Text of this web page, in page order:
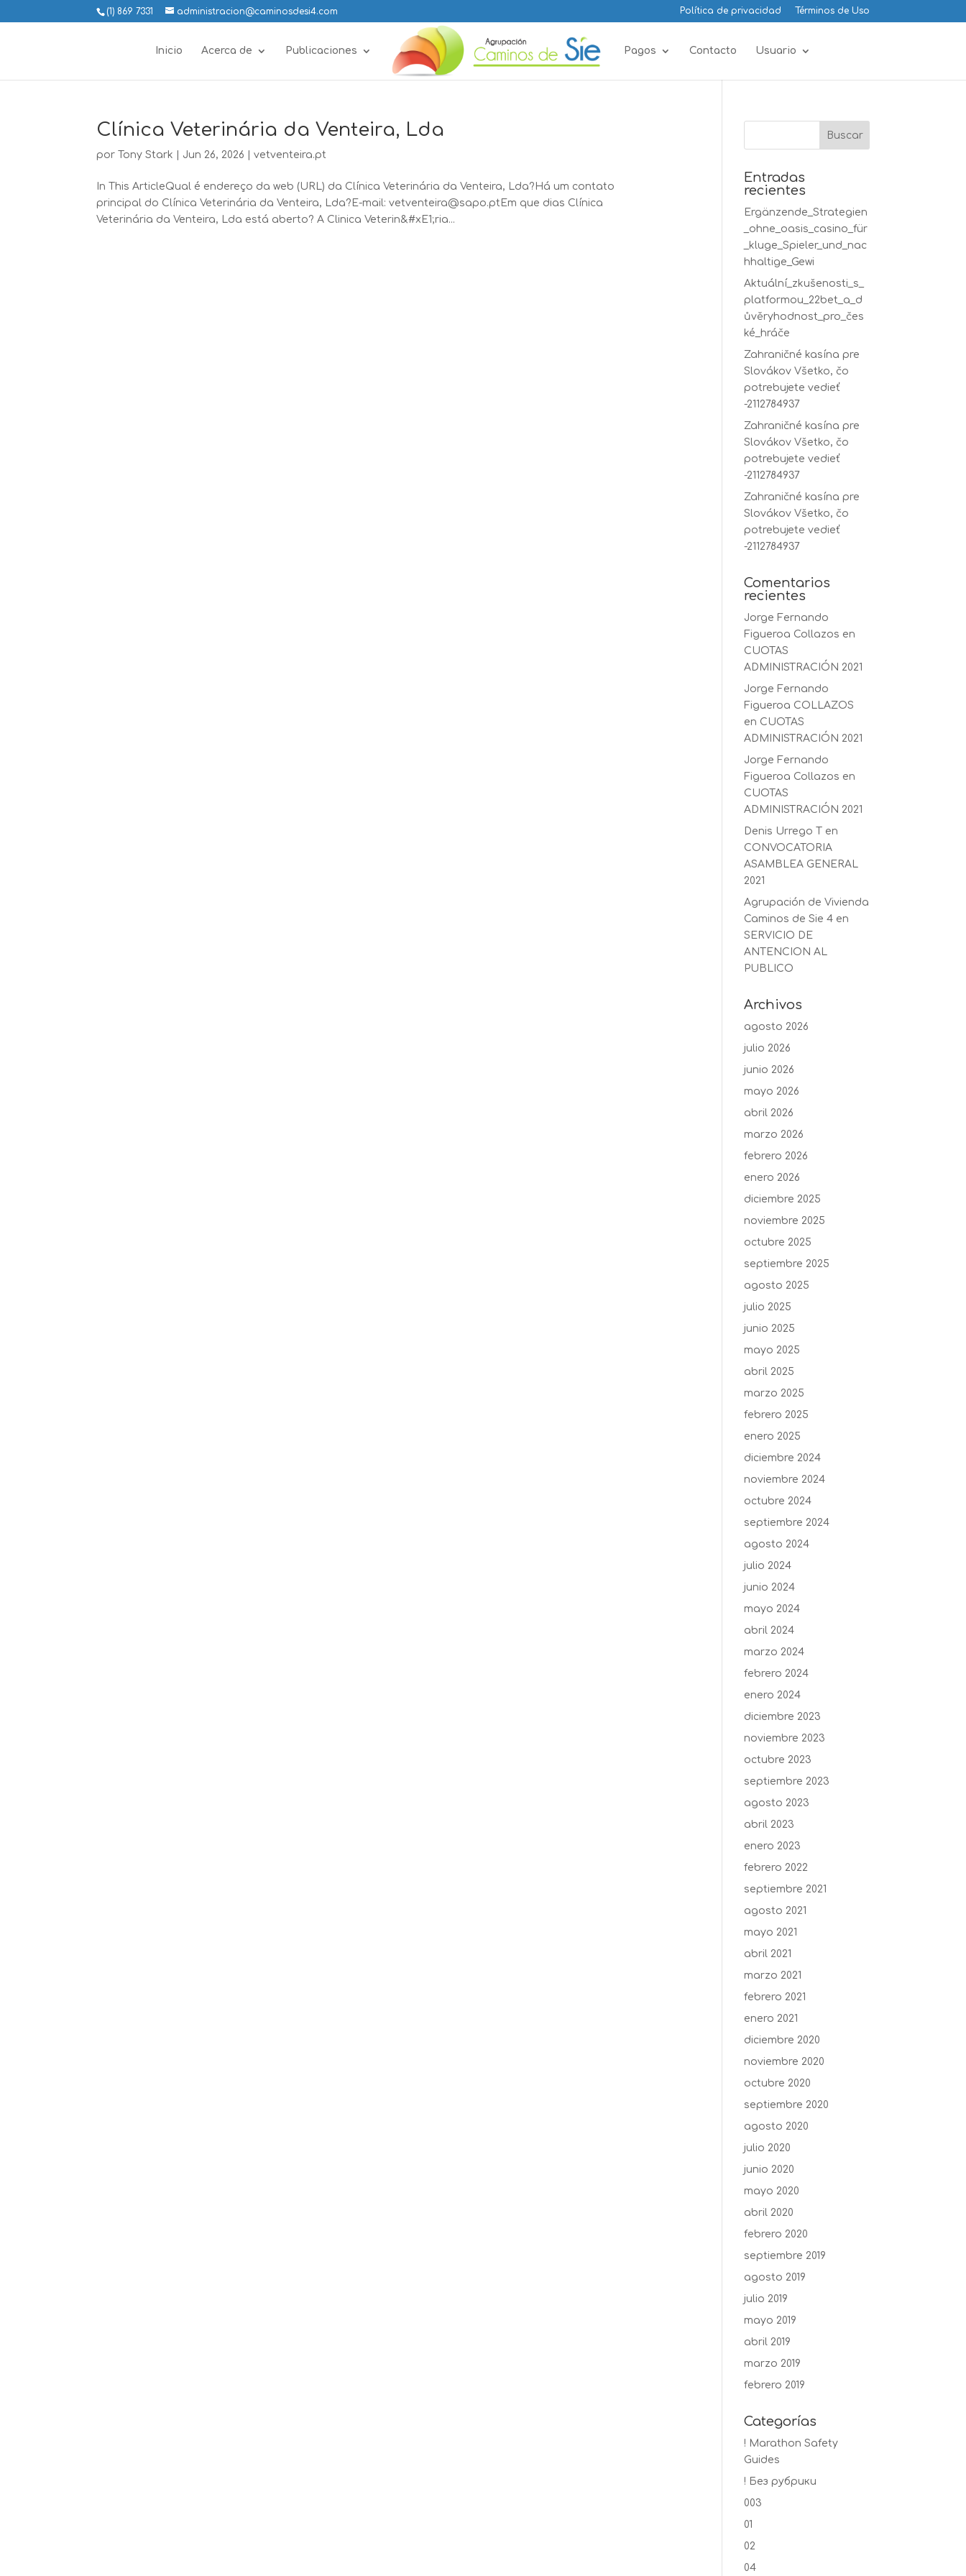
(1) 869 7331 administracion@caminosdesi4.com Política de privacidad Términos de Uso
Inicio Acerca de Publicaciones Pagos Contacto Usuario
Clínica Veterinária da Venteira, Lda
por Tony Stark Jun 26, 2026 |vetventeira.pt
In This ArticleQual é endereço da web (URL) da Clínica Veterinária da Venteira, Lda?Há um contato
principal do Clínica Veterinária da Venteira, Lda?E-mail: vetventeira@sapo.ptEm que dias Clínica
Veterinária da Venteira, Lda está aberto? A Clinica Veterin&#xE1;ria...
Entradas
recientes
Ergänzende_Strategien
_ohne_oasis_casino_für
_kluge_Spieler_und_nac
hhaltige_Gewi
Aktuální_zkušenosti_s_
platformou_22bet_a_d
ůvěryhodnost_pro_čes
ké_hráče
Zahraničné kasína pre
Slovákov Všetko, čo
potrebujete vedieť
-2112784937
Zahraničné kasína pre
Slovákov Všetko, čo
potrebujete vedieť
-2112784937
Zahraničné kasína pre
Slovákov Všetko, čo
potrebujete vedieť
-2112784937
Comentarios
recientes
Jorge Fernando
Figueroa Collazos en
CUOTAS
ADMINISTRACIÓN 2021
Jorge Fernando
Figueroa COLLAZOS
en CUOTAS
ADMINISTRACIÓN 2021
Jorge Fernando
Figueroa Collazos en
CUOTAS
ADMINISTRACIÓN 2021
Denis Urrego T
en
CONVOCATORIA
ASAMBLEA GENERAL
2021
Agrupación de Vivienda
Caminos de Sie 4 en
SERVICIO DE
ANTENCION AL
PUBLICO
Archivos
agosto 2026
julio 2026
junio 2026
mayo 2026
abril 2026
marzo 2026
febrero 2026
enero 2026
diciembre 2025
noviembre 2025
octubre 2025
septiembre 2025
agosto 2025
julio 2025
junio 2025
mayo 2025
abril 2025
marzo 2025
febrero 2025
enero 2025
diciembre 2024
noviembre 2024
octubre 2024
septiembre 2024
agosto 2024
julio 2024
junio 2024
mayo 2024
abril 2024
marzo 2024
febrero 2024
enero 2024
diciembre 2023
noviembre 2023
octubre 2023
septiembre 2023
agosto 2023
abril 2023
enero 2023
febrero 2022
septiembre 2021
agosto 2021
mayo 2021
abril 2021
marzo 2021
febrero 2021
enero 2021
diciembre 2020
noviembre 2020
octubre 2020
septiembre 2020
agosto 2020
julio 2020
junio 2020
mayo 2020
abril 2020
febrero 2020
septiembre 2019
agosto 2019
julio 2019
mayo 2019
abril 2019
marzo 2019
febrero 2019
Categorías
! Marathon Safety
Guides
! Без рубрики
003
01
02
04